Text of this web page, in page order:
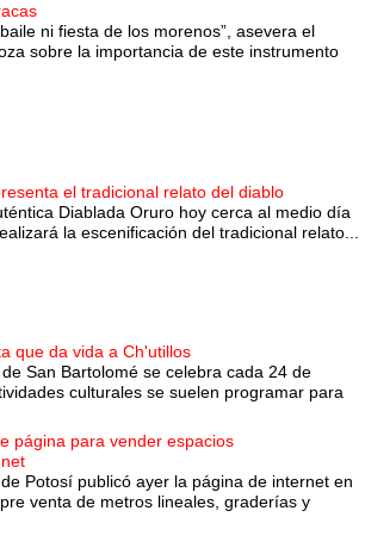
ni fiesta de los morenos”, asevera el
sobre la importancia de este instrumento
el tradicional relato del diablo
Diablada Oruro hoy cerca al medio día
la escenificación del tradicional relato...
que da vida a Ch'utillos
San Bartolomé se celebra cada 24 de
culturales se suelen programar para
página para vender espacios
Potosí publicó ayer la página de internet en
venta de metros lineales, graderías y